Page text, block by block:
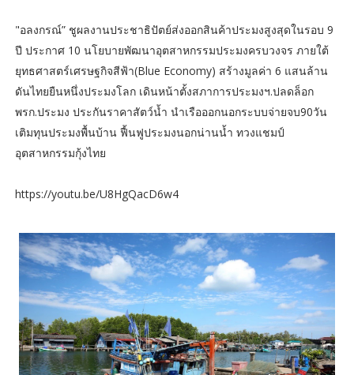
"อลงกรณ์” ชูผลงานประชาธิปัตย์ส่งออกสินค้าประมงสูงสุดในรอบ 9
ปี ประกาศ 10 นโยบายพัฒนาอุตสาหกรรมประมงครบวงจร ภายใต้
ยุทธศาสตร์เศรษฐกิจสีฟ้า(Blue Economy) สร้างมูลค่า 6 แสนล้าน
ดันไทยยืนหนึ่งประมงโลก เดินหน้าตั้งสภาการประมงฯ.ปลดล็อก
พรก.ประมง ประกันราคาสัตว์น้ำ นำเรือออกนอกระบบจ่ายจบ90วัน
เติมทุนประมงพื้นบ้าน ฟื้นฟูประมงนอกน่านน้ำ ทวงแชมป์
อุตสาหกรรมกุ้งไทย
https://youtu.be/U8HgQacD6w4